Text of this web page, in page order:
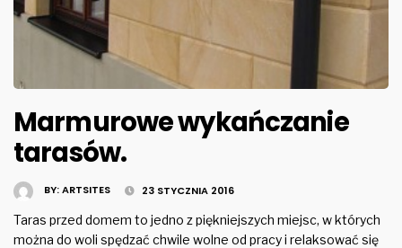
Marmurowe wykańczanie
tarasów.
BY:ARTSITES 23 STYCZNIA 2016
Taras przed domem to jedno z piękniejszych miejsc, w których
można do woli spędzać chwile wolne od pracy i relaksować się